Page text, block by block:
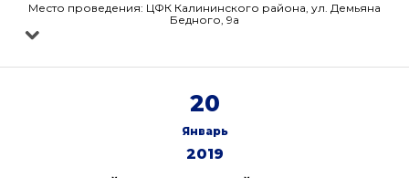
Место проведения: ЦФК Калининского района, ул. Демьяна
Бедного, 9а
20
Январь
2019